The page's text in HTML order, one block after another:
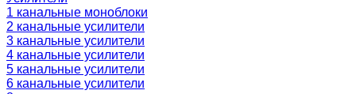
1 канальные моноблоки
2 канальные усилители
3 канальные усилители
4 канальные усилители
5 канальные усилители
6 канальные усилители